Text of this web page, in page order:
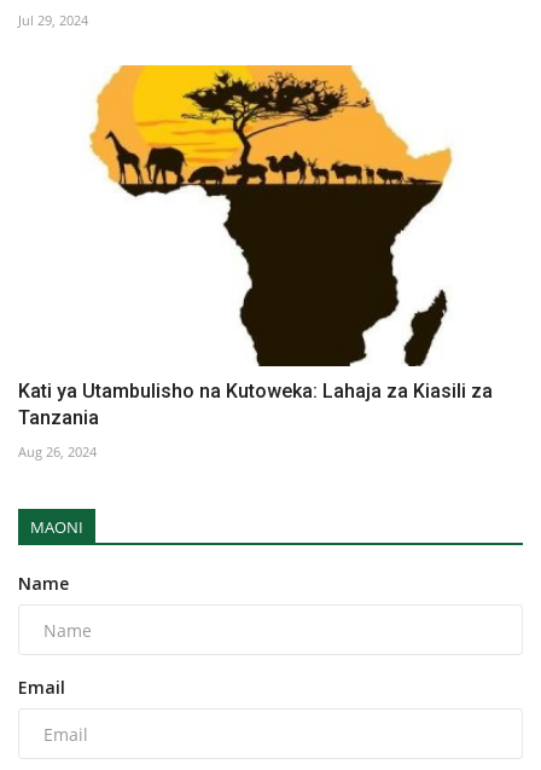
Jul 29, 2024
Kati ya Utambulisho na Kutoweka: Lahaja za Kiasili za
Tanzania
Aug 26, 2024
MAONI
Name
Email